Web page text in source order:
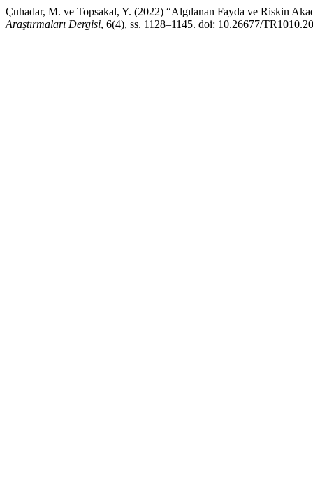
Çuhadar, M. ve Topsakal, Y. (2022) “Algılanan Fayda ve Riskin
Araştırmaları Dergisi, 6(4), ss. 1128–1145. doi: 10.26677/